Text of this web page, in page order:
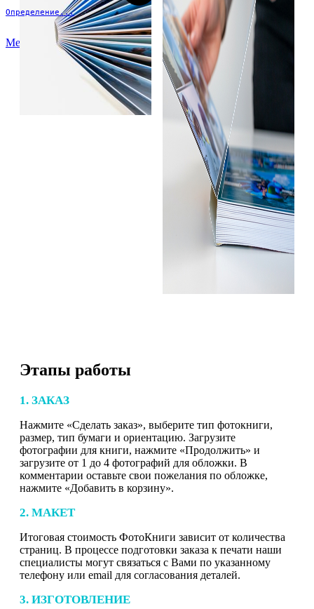
Определение...
Меню
Этапы работы
1. ЗАКАЗ
Нажмите «Сделать заказ», выберите тип фотокниги,
размер, тип бумаги и ориентацию. Загрузите
фотографии для книги, нажмите «Продолжить» и
загрузите от 1 до 4 фотографий для обложки. В
комментарии оставьте свои пожелания по обложке,
нажмите «Добавить в корзину».
2. МАКЕТ
Итоговая стоимость ФотоКниги зависит от количества
страниц. В процессе подготовки заказа к печати наши
специалисты могут связаться с Вами по указанному
телефону или email для согласования деталей.
3. ИЗГОТОВЛЕНИЕ